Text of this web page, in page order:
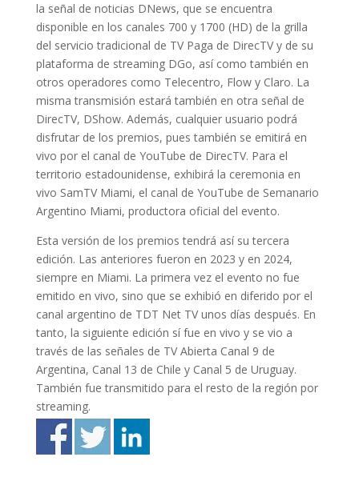
la señal de noticias DNews, que se encuentra
disponible en los canales 700 y 1700 (HD) de la grilla
del servicio tradicional de TV Paga de DirecTV y de su
plataforma de streaming DGo, así como también en
otros operadores como Telecentro, Flow y Claro. La
misma transmisión estará también en otra señal de
DirecTV, DShow. Además, cualquier usuario podrá
disfrutar de los premios, pues también se emitirá en
vivo por el canal de YouTube de DirecTV. Para el
territorio estadounidense, exhibirá la ceremonia en
vivo SamTV Miami, el canal de YouTube de Semanario
Argentino Miami, productora oficial del evento.
Esta versión de los premios tendrá así su tercera
edición. Las anteriores fueron en 2023 y en 2024,
siempre en Miami. La primera vez el evento no fue
emitido en vivo, sino que se exhibió en diferido por el
canal argentino de TDT Net TV unos días después. En
tanto, la siguiente edición sí fue en vivo y se vio a
través de las señales de TV Abierta Canal 9 de
Argentina, Canal 13 de Chile y Canal 5 de Uruguay.
También fue transmitido para el resto de la región por
streaming.